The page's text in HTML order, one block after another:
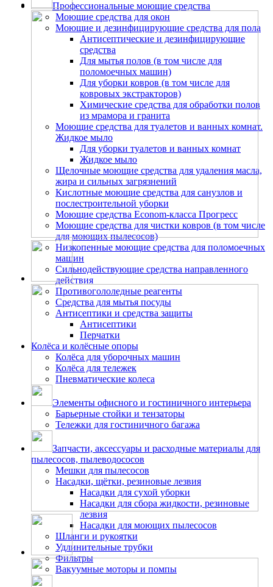
Профессиональные моющие средства
Моющие средства для окон
Моющие и дезинфицирующие средства для пола
Антисептические и дезинфицирующие
средства
Для мытья полов (в том числе для
поломоечных машин)
Для уборки ковров (в том числе для
ковровых экстракторов)
Химические средства для обработки полов
из мрамора и гранита
Моющие средства для туалетов и ванных комнат.
Жидкое мыло
Для уборки туалетов и ванных комнат
Жидкое мыло
Щелочные моющие средства для удаления масла,
жира и сильных загрязнений
Кислотные моющие средства для санузлов и
послестроительной уборки
Моющие средства Econom-класса Прогресс
Моющие средства для чистки ковров (в том числе
для моющих пылесосов)
Низкопенные моющие средства для поломоечных
машин
Сильнодействующие средства направленного
действия
Противогололедные реагенты
Средства для мытья посуды
Антисептики и средства защиты
Антисептики
Перчатки
Колёса и колёсные опоры
Колёса для уборочных машин
Колёса для тележек
Пневматические колеса
Элементы офисного и гостиничного интерьера
Барьерные стойки и тензаторы
Тележки для гостиничного багажа
Запчасти, аксессуары и расходные материалы для
пылесосов, пылеводососов
Мешки для пылесосов
Насадки, щётки, резиновые лезвия
Насадки для сухой уборки
Насадки для сбора жидкости, резиновые
лезвия
Насадки для моющих пылесосов
Шланги и рукоятки
Удлинительные трубки
Фильтры
Вакуумные моторы и помпы